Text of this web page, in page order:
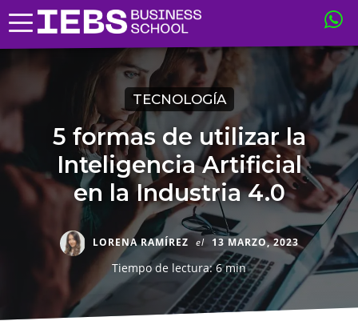
TECNOLOGÍA
5 formas de utilizar la
Inteligencia Artificial
en la Industria 4.0
LORENA RAMÍREZ el 13 MARZO, 2023
Tiempo de lectura: 6 min